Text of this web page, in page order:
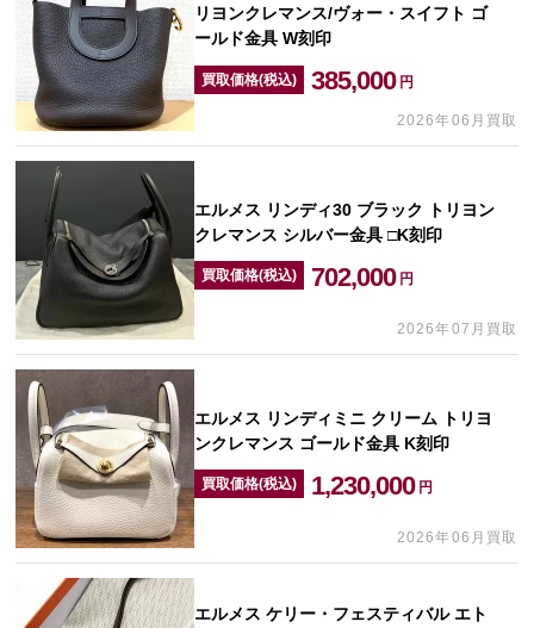
リヨンクレマンス/ヴォー・スイフト ゴ
ールド金具 W刻印
買取価格(税込) 385,000 円
2026年06月買取
エルメス リンディ30 ブラック トリヨン
クレマンス シルバー金具 □K刻印
買取価格(税込) 702,000 円
2026年07月買取
エルメス リンディミニ クリーム トリヨ
ンクレマンス ゴールド金具 K刻印
買取価格(税込) 1,230,000 円
2026年06月買取
エルメス ケリー・フェスティバル エト